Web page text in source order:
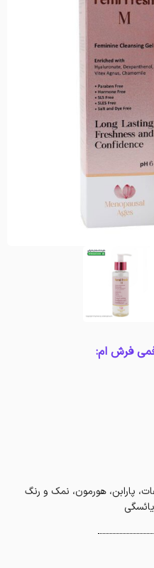
فرش ام:
پارابن، هورمون، نمک و رنگ